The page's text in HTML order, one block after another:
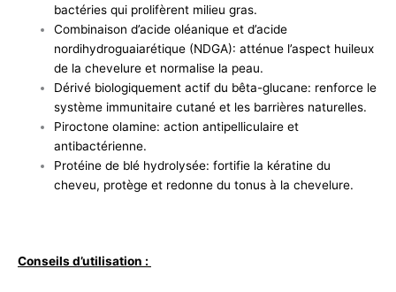
bactéries qui prolifèrent milieu gras.
Combinaison d’acide oléanique et d’acide
nordihydroguaiarétique (NDGA): atténue l’aspect huileux
de la chevelure et normalise la peau.
Dérivé biologiquement actif du bêta-glucane: renforce le
système immunitaire cutané et les barrières naturelles.
Piroctone olamine: action antipelliculaire et
antibactérienne.
Protéine de blé hydrolysée: fortifie la kératine du
cheveu, protège et redonne du tonus à la chevelure.
Conseils d’utilisation :